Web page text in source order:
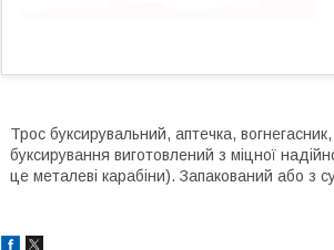
Трос буксирувальний, аптечка,
буксирування виготовлений з міцної
це металеві карабіни). Запакований або з